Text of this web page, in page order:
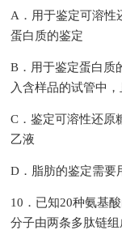
A．用于鉴定可溶性
蛋白质的鉴定
B．用于鉴定蛋白质
入含样品的试管中
C．鉴定可溶性还原
乙液
D．脂肪的鉴定需要
10．已知20种氨基
分子由两条多肽链